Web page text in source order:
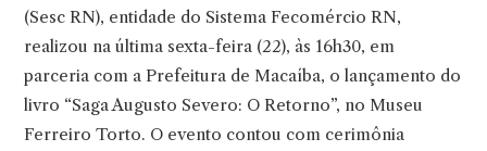
(Sesc RN), entidade do Sistema Fecomércio RN,
realizou na última sexta-feira (22), às 16h30, em
parceria com a Prefeitura de Macaíba, o lançamento do
livro “Saga Augusto Severo: O Retorno”, no Museu
Ferreiro Torto. O evento contou com cerimônia